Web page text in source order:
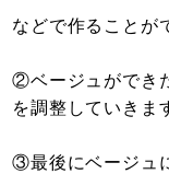
などで作ることが
②ベージュができ
を調整していきま
③最後にベージュ